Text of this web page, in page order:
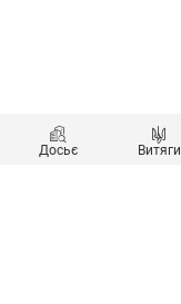
Досьє Витяги